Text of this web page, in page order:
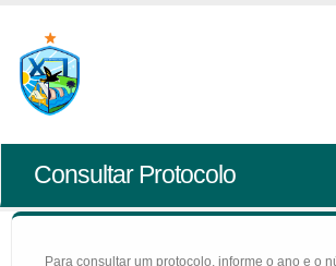
Consultar Protocolo
Para consultar um protocolo, informe o ano e o